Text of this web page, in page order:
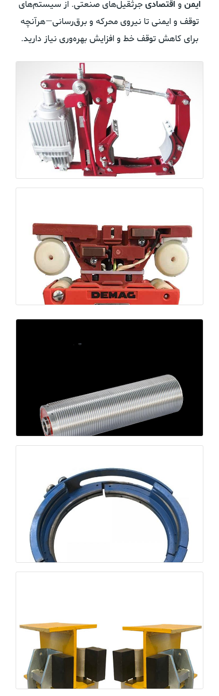
ایمن و اقتصادیجرثقیل‌های صنعتی. از سیستم‌های
توقف و ایمنی تا نیروی محرکه و برق‌رسانی—هرآنچه
برای کاهش توقف خط و افزایش بهره‌وری نیاز دارید.
توقف ایمن و قابل‌اعتماد؛ کاهش سایش و افزایش ضریب
امنیت.
جاروبک برق‌رسان
انتقال پایدار جریان در مسیرهای حرکتی؛ حذف قطعی ناگهانی.
درام سیم‌بکسل
پیچش منظم سیم‌بکسل؛ جلوگیری از گره و کاهش سایش.
راهنمای سیم‌بکسل
هدایت دقیق سیم در مسیر؛ افزایش عمر و جلوگیری از آسیب.